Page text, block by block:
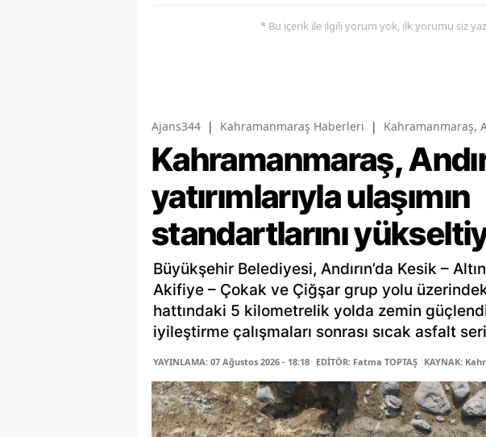
* Bu içerik ile ilgili yorum yok, ilk yorumu siz
Ajans344 | Kahramanmaraş Haberleri | Kahramanmaraş,
Kahramanmaraş,
yatırımlarıyla ulaşımın
standartlarını
Büyükşehir Belediyesi, Andırın’da Kesik –
Akifiye – Çokak ve Çiğşar grup yolu
hattındaki 5 kilometrelik yolda zemin
iyileştirme çalışmaları sonrası sıcak asfalt
YAYINLAMA: 07 Ağustos 2026 - 18:18 EDİTÖR: Fatma TOPTAŞ KAYNAK: